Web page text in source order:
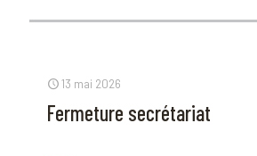
13 mai 2026
Fermeture secrétariat